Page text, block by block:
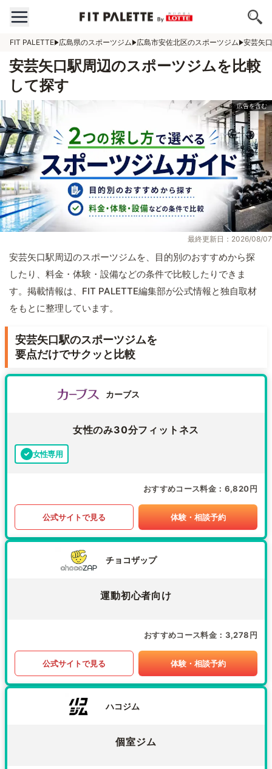
FIT PALETTE 広島県のスポーツジム 広島市安佐北区のスポーツジム 安芸矢
安芸矢口駅周辺のスポーツジムを比較
して探す
最終更新日：2026/08/07
安芸矢口駅周辺のスポーツジムを、目的別のおすすめから探
したり、料金・体験・設備などの条件で比較したりできま
す。掲載情報は、FIT PALETTE編集部が公式情報と独自取材
をもとに整理しています。
安芸矢口駅のスポーツジムを
要点だけでサクッと比較
カーブス
女性のみ30分フィットネス
女性専用
おすすめコース料金 6,820円
公式サイトで見る 体験・相談予約
チョコザップ
運動初心者向け
おすすめコース料金 3,278円
公式サイトで見る 体験・相談予約
ハコジム
個室ジム